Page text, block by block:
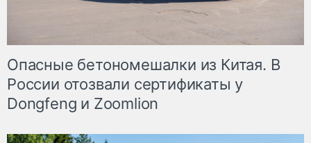
Опасные бетономешалки из Китая. В
России отозвали сертификаты у
Dongfeng и Zoomlion